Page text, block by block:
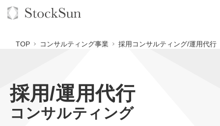
オーダーメイド支援
TOP
BPO支援
TOP コンサルティング事業 採用コンサルティング/運用代行
採用/運用代行
コンサルティング